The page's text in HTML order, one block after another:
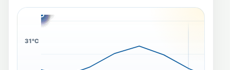
31°C
14°C
20°C
15°C
26°C
23°C
28°C
18°C
14°C
16°C
18°C
22°C
21°C
15°C